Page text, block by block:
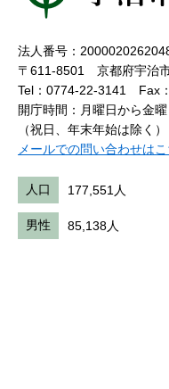
法人番号：
〒611-8501 京都府宇治
Tel：0774-22-3141
Fax
開庁時間：月曜日から金
（祝日、年末年始は除く）
メールでの問い合わせはこ
人口 177,551人
男性 85,138人